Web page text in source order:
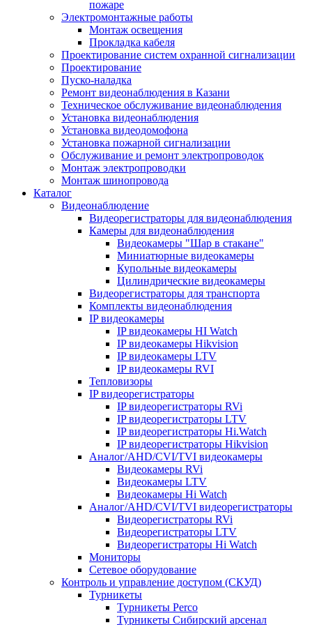
пожаре
Электромонтажные работы
Монтаж освещения
Прокладка кабеля
Проектирование систем охранной сигнализации
Проектирование
Пуско-наладка
Ремонт видеонаблюдения в Казани
Техническое обслуживание видеонаблюдения
Установка видеонаблюдения
Установка видеодомофона
Установка пожарной сигнализации
Обслуживание и ремонт электропроводок
Монтаж электропроводки
Монтаж шинопровода
Каталог
Видеонаблюдение
Видеорегистраторы для видеонаблюдения
Камеры для видеонаблюдения
Видеокамеры "Шар в стакане"
Миниатюрные видеокамеры
Купольные видеокамеры
Цилиндрические видеокамеры
Видеорегистраторы для транспорта
Комплекты видеонаблюдения
IP видеокамеры
IP видеокамеры HI Watch
IP видеокамеры Hikvision
IP видеокамеры LTV
IP видеокамеры RVI
Тепловизоры
IP видеорегистраторы
IP видеорегистраторы RVi
IP видеорегистраторы LTV
IP видеорегистраторы Hi.Watch
IP видеорегистраторы Hikvision
Аналог/AHD/CVI/TVI видеокамеры
Видеокамеры RVi
Видеокамеры LTV
Видеокамеры Hi Watch
Аналог/AHD/CVI/TVI видеорегистраторы
Видеорегистраторы RVi
Видеорегистраторы LTV
Видеорегистраторы Hi Watch
Мониторы
Сетевое оборудование
Контроль и управление доступом (СКУД)
Турникеты
Турникеты Perco
Турникеты Сибирский арсенал